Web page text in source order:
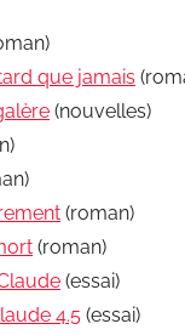
que jamais
(nouvelles)
(roman)
(roman)
(essai)
4.5 (essai)